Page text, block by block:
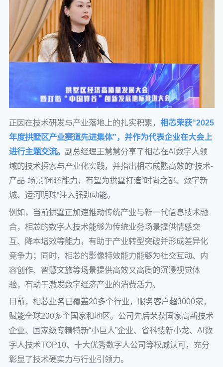
正因在技术研发与产业落地上的扎实积累， 相芯荣获“2025
年度拱墅区产业赛道先进集体”，并作为代表企业在大会上
进行主题交流。 副总经理王慧慧分享了相芯在AI数字人领
域的技术探索与产业化实践，并指出相芯成熟高效的“技术-
产品-场景”闭环能力，有望为拱墅打造“时尚之都、数字新
城、运河明珠”注入强劲动能。
例如，当前拱墅正加速推动传统产业与新一代信息技术融
合，相芯的数字人技术能够为传统业务场景提供情感交
互、降本增效等能力，有助于产业转型突破并形成差异化
竞争力；同时，相芯的影像特效能力能够为社交互动、内
容创作、智慧文旅等场景提供高效又高质的沉浸视觉体
验，有助于激发数字经济产业的消费活力。
目前，相芯业务已覆盖20多个行业，服务客户超3000家，
赋能全球200多个国家和地区。公司先后荣获国家高新技术
企业、国家级专精特新“小巨人”企业、省科技新小龙、AI数
字人技术TOP10、十大优秀数字人公司等权威认可，充分
彰显了技术硬实力与行业引领力。